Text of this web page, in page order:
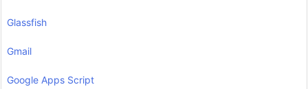
Glassfish
Gmail
Google Apps Script